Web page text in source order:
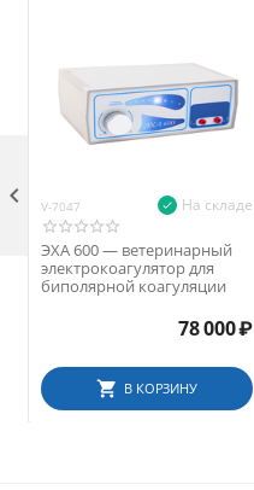
V-7047 На складе
ЭХА 600 — ветеринарный
электрокоагулятор для
биполярной коагуляции
78 000₽
В КОРЗИНУ
